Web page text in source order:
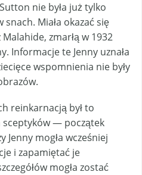
nie była już tylko
Miała okazać się
zmarłą w 1932
Informacje te Jenny uznała
wspomnienia nie były
reinkarnacją był to
sceptyków — początek
Jenny mogła wcześniej
i zapamiętać je
mogła zostać